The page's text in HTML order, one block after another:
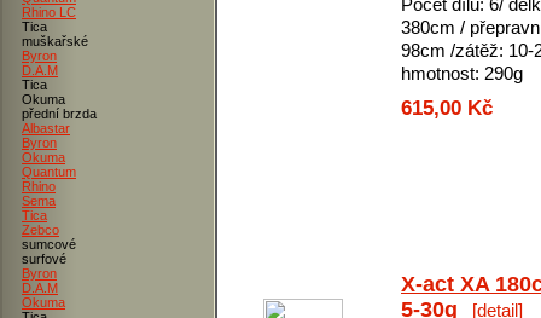
Rhino LC
Tica
muškařské
Byron
D.A.M
Tica
Okuma
přední brzda
Albastar
Byron
Okuma
Quantum
Rhino
Sema
Tica
Zebco
sumcové
surfové
Byron
D.A.M
Okuma
Počet dílů: 6/
380cm /
98cm /zátěž: 10-
hmotnost: 290g
615,00 Kč
X-act XA
5-30g
[detail]